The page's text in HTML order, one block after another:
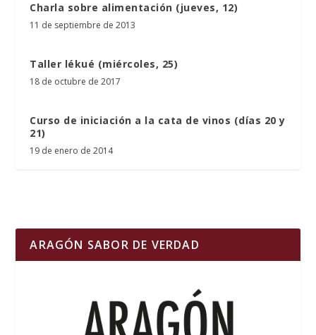
Charla sobre alimentación (jueves, 12)
11 de septiembre de 2013
Taller lékué (miércoles, 25)
18 de octubre de 2017
Curso de iniciación a la cata de vinos (días 20 y
21)
19 de enero de 2014
ARAGÓN SABOR DE VERDAD